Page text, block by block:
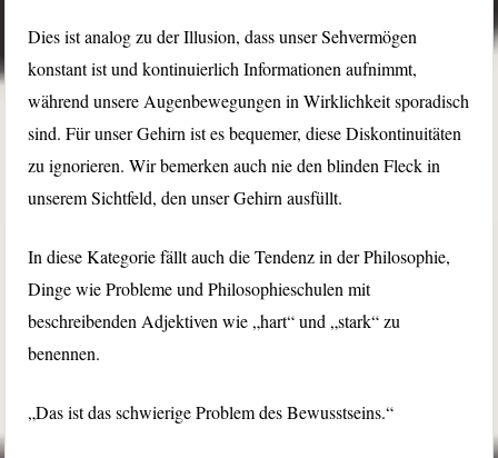
Dies ist analog zu der Illusion, dass unser Sehvermögen
konstant ist und kontinuierlich Informationen aufnimmt,
während unsere Augenbewegungen in Wirklichkeit sporadisch
sind. Für unser Gehirn ist es bequemer, diese Diskontinuitäten
zu ignorieren. Wir bemerken auch nie den blinden Fleck in
unserem Sichtfeld, den unser Gehirn ausfüllt.
In diese Kategorie fällt auch die Tendenz in der Philosophie,
Dinge wie Probleme und Philosophieschulen mit
beschreibenden Adjektiven wie „hart“ und „stark“ zu
benennen.
„Das ist das schwierige Problem des Bewusstseins.“